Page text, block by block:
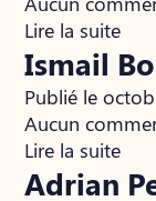
Lire la suite
Ismail
Publié le
Aucun
Lire la suite
Adrian